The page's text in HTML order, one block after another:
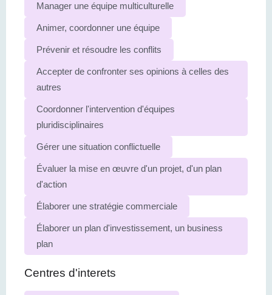
Manager une équipe multiculturelle
Animer, coordonner une équipe
Prévenir et résoudre les conflits
Accepter de confronter ses opinions à celles des
autres
Coordonner l'intervention d'équipes
pluridisciplinaires
Gérer une situation conflictuelle
Évaluer la mise en œuvre d'un projet, d'un plan
d'action
Élaborer une stratégie commerciale
Élaborer un plan d'investissement, un business
plan
Centres d'interets